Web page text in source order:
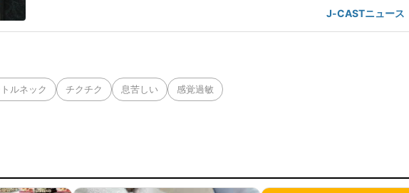
を集めた。このポストには、「絶対に触ります」「一応触る派です」などの声が
寄せられている。給油機メーカーのタツノ(東京都港区)広報グループは6日、J-CA
J-CASTニュース
ルネック チクチク 息苦しい 感覚過敏